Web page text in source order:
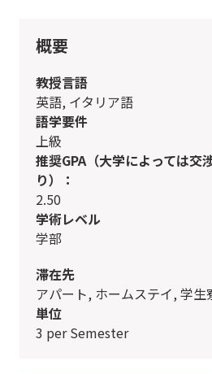
概要
教授言語
英語, イタリア語
語学要件
上級
推奨GPA（大学によっては交
り）：
2.50
学術レベル
学部
滞在先
アパート, ホームステイ, 学生
単位
3 per Semester